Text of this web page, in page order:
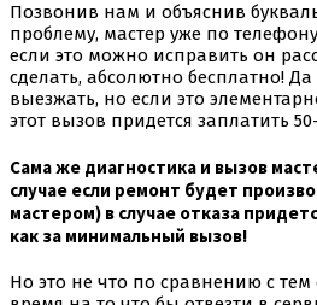
Позвонив нам и объяснив
проблему, мастер уже по
если это можно исправить он
сделать, абсолютно бесплатно!
выезжать, но если это
этот вызов придется заплатить
Сама же диагностика и вызов
случае если ремонт будет
мастером) в случае отказа
как за минимальный вызов!
Но это не что по сравнению с